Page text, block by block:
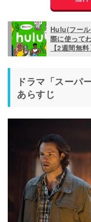
Hulu(フー
際に使って
【2週間無料
ドラマ「スーパ
あらすじ